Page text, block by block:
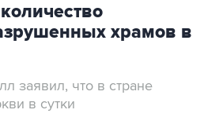
храмов в
заявил, что в стране
в сутки